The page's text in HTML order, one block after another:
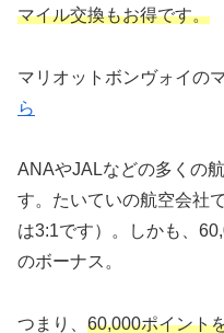
マイル交換もお得です。
マリオットボンヴォイの
ら
ANAやJALなどの多くの
す。たいていの航空会社
は3:1です）。しかも、
のボーナス。
つまり、 60,000ポイント